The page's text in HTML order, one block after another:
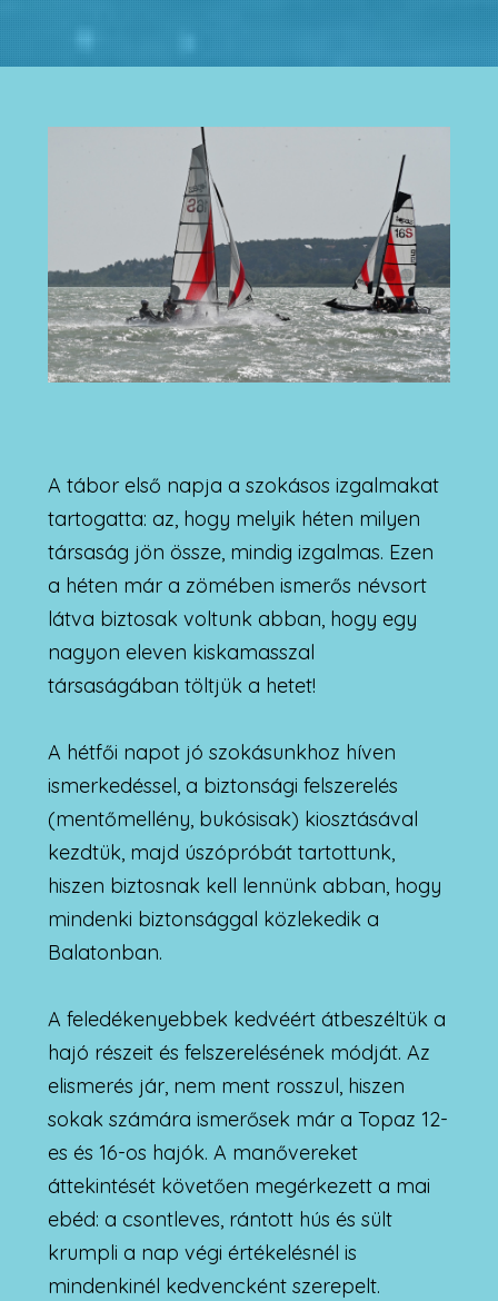
A tábor első napja a szokásos izgalmakat
tartogatta: az, hogy melyik héten milyen
társaság jön össze, mindig izgalmas. Ezen
a héten már a zömében ismerős névsort
látva biztosak voltunk abban, hogy egy
nagyon eleven kiskamasszal
társaságában töltjük a hetet!
A hétfői napot jó szokásunkhoz híven
ismerkedéssel, a biztonsági felszerelés
(mentőmellény, bukósisak) kiosztásával
kezdtük, majd úszópróbát tartottunk,
hiszen biztosnak kell lennünk abban, hogy
mindenki biztonsággal közlekedik a
Balatonban.
A feledékenyebbek kedvéért átbeszéltük a
hajó részeit és felszerelésének módját. Az
elismerés jár, nem ment rosszul, hiszen
sokak számára ismerősek már a Topaz 12-
es és 16-os hajók. A manővereket
áttekintését követően megérkezett a mai
ebéd: a csontleves, rántott hús és sült
krumpli a nap végi értékelésnél is
mindenkinél kedvencként szerepelt.